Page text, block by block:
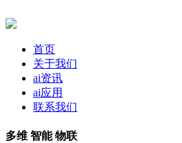
首页
关于我们
ai资讯
ai应用
联系我们
多维 智能 物联